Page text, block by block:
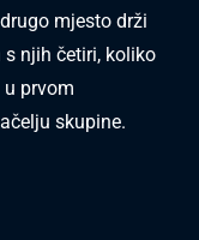
mjesto drži
njih četiri, koliko
prvom
skupine.